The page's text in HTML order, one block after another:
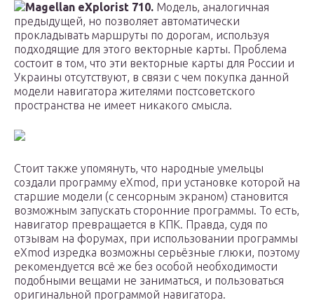
Magellan eXplorist 710. Модель, аналогичная
предыдущей, но позволяет автоматически
прокладывать маршруты по дорогам, используя
подходящие для этого векторные карты. Проблема
состоит в том, что эти векторные карты для России и
Украины отсутствуют, в связи с чем покупка данной
модели навигатора жителями постсоветского
пространства не имеет никакого смысла.
Стоит также упомянуть, что народные умельцы
создали программу eXmod, при установке которой на
старшие модели (с сенсорным экраном) становится
возможным запускать сторонние программы. То есть,
навигатор превращается в КПК. Правда, судя по
отзывам на форумах, при использовании программы
eXmod изредка возможны серьёзные глюки, поэтому
рекомендуется всё же без особой необходимости
подобными вещами не заниматься, и пользоваться
оригинальной программой навигатора.